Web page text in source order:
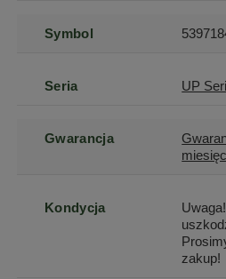
Symbol
Seria UP
Gwarancja
Kondycja
zakup!